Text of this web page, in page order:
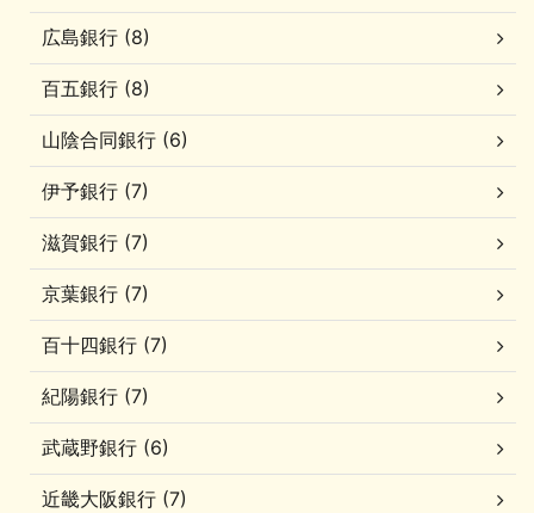
広島銀行 (8)
百五銀行 (8)
山陰合同銀行 (6)
伊予銀行 (7)
滋賀銀行 (7)
京葉銀行 (7)
百十四銀行 (7)
紀陽銀行 (7)
武蔵野銀行 (6)
近畿大阪銀行 (7)